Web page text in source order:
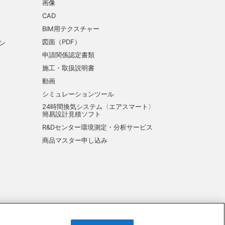
画像
CAD
BIM用テクスチャー
図面（PDF）
申請関係認定書類
施工・取扱説明書
動画
シミュレーションツール
24時間換気システム〈エアスマート〉
簡易設計見積ソフト
R&Dセンター環境測定・分析サービス
商品マスター申し込み